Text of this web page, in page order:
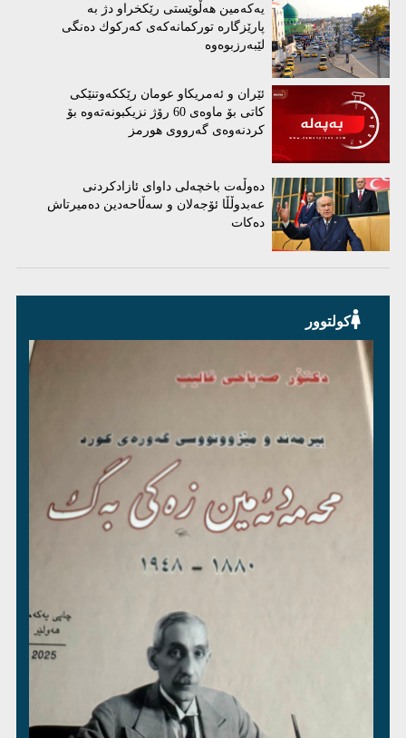
یەكەمین هەڵوێستی رێكخراو دژ بە
پارێزگارە توركمانەكەی كەركوك دەنگی
لێبەرزبوەوە
ئێران و ئەمریكاو عومان رێككەوتنێكی
كاتی بۆ ماوەی 60 رۆژ نزیكبونەتەوە بۆ
كردنەوەی گەرووی هورمز
دەوڵەت باخچەلی داوای ئازادکردنی
عەبدوڵڵا ئۆجەلان و سەڵاحەدین دەمیرتاش
دەکات
کولتوور